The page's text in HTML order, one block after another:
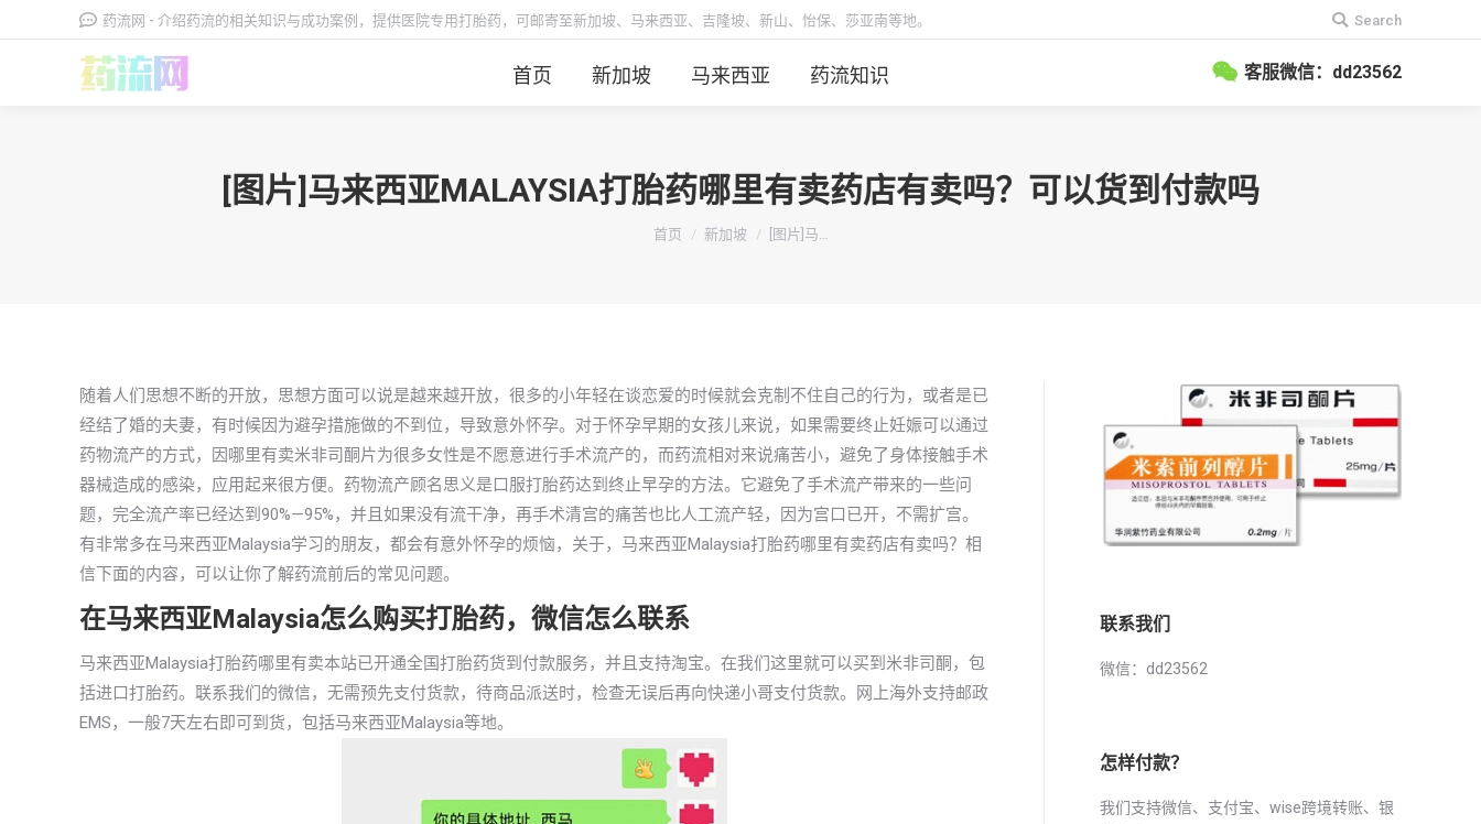
药流网 - 介绍药流的相关知识与成功案例，提供医院专用打胎药，可邮寄至新加坡、马来西亚、吉隆坡、新山、怡保、莎亚南等地。
搜
索：
Search
首页 新加坡 马来西亚 药流知识 客服微信：dd23562
[图片]马来西亚MALAYSIA打胎药哪里有卖药店有卖吗？可以货到付款吗
你在这里：
首页 新加坡 [图片]马…
随着人们思想不断的开放，思想方面可以说是越来越开放，很多的小年轻在谈恋爱的时候就会克制不住自己的行为，或者是已
经结了婚的夫妻，有时候因为避孕措施做的不到位，导致意外怀孕。对于怀孕早期的女孩儿来说，如果需要终止妊娠可以通过
药物流产的方式，因哪里有卖米非司酮片为很多女性是不愿意进行手术流产的，而药流相对来说痛苦小，避免了身体接触手术
器械造成的感染，应用起来很方便。药物流产顾名思义是口服打胎药达到终止早孕的方法。它避免了手术流产带来的一些问
题，完全流产率已经达到90%—95%，并且如果没有流干净，再手术清宫的痛苦也比人工流产轻，因为宫口已开，不需扩宫。
有非常多在马来西亚Malaysia学习的朋友，都会有意外怀孕的烦恼，关于，马来西亚Malaysia打胎药哪里有卖药店有卖吗？相
信下面的内容，可以让你了解药流前后的常见问题。
在马来西亚Malaysia怎么购买打胎药，微信怎么联系
马来西亚Malaysia打胎药哪里有卖本站已开通全国打胎药货到付款服务，并且支持淘宝。在我们这里就可以买到米非司酮，包
括进口打胎药。联系我们的微信，无需预先支付货款，待商品派送时，检查无误后再向快递小哥支付货款。网上海外支持邮政
EMS，一般7天左右即可到货，包括马来西亚Malaysia等地。
联系我们
微信：dd23562
怎样付款？
我们支持微信、支付宝、wise跨境转账、银